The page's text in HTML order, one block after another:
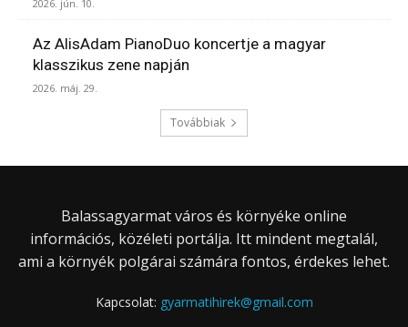
2026. jún. 10.
Az AlisAdam PianoDuo koncertje a magyar
klasszikus zene napján
2026. máj. 29.
Továbbiak
Balassagyarmat város és környéke online
információs, közéleti portálja. Itt mindent megtalál,
ami a környék polgárai számára fontos, érdekes lehet.
Kapcsolat: gyarmatihirek@gmail.com